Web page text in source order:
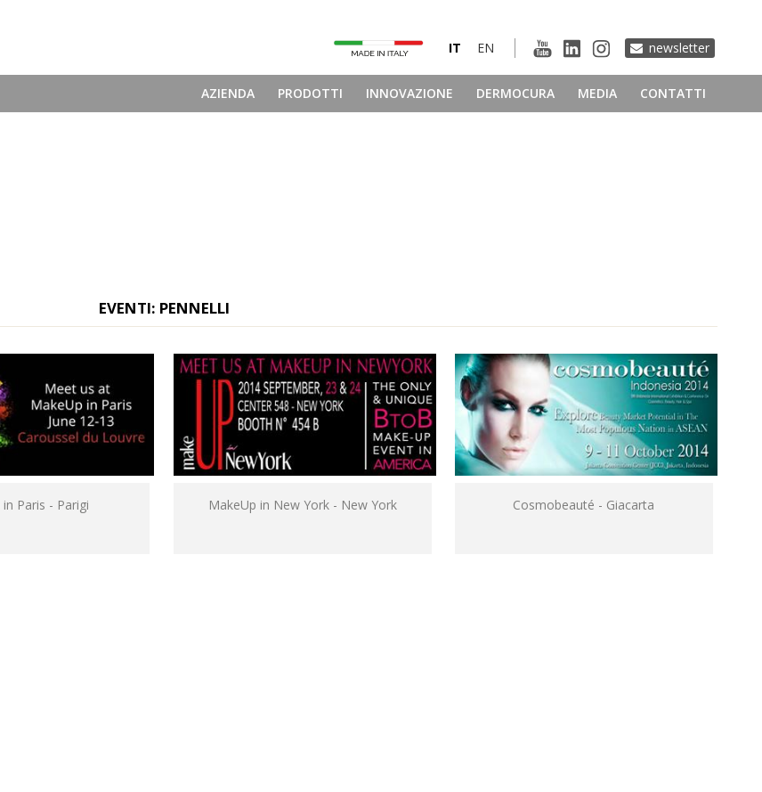
newsletter
EN
IT
AZIENDA PRODOTTI INNOVAZIONE DERMOCURA MEDIA CONTATTI
EVENTI: PENNELLI
Paris - Parigi MakeUp in New York - New York Cosmobeauté - Giacarta